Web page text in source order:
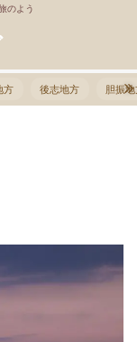
のよう
方 後志地方 胆振